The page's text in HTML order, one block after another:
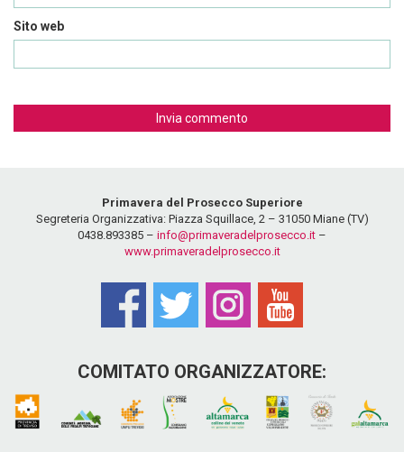
Sito web
Primavera del Prosecco Superiore
Segreteria Organizzativa: Piazza Squillace, 2 – 31050 Miane (TV)
0438.893385 – info@primaveradelprosecco.it –
www.primaveradelprosecco.it
COMITATO ORGANIZZATORE: